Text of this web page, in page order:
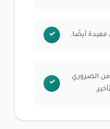
مفيدة أيضًا.
من الضروري